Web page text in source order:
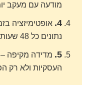
מודעה עם מעקב
4. אופטימיזציה
נתונים כל 48 שעות
5. מדידה מקיפה
העסקיות ולא רק